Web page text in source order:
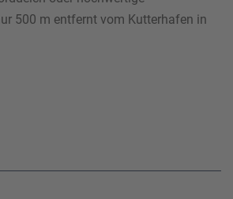
500 m entfernt vom Kutterhafen in